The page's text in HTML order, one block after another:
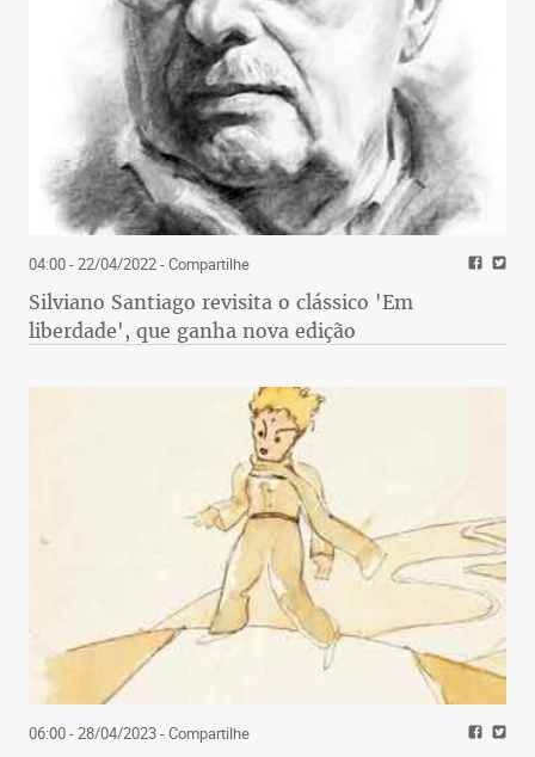
04:00 - 22/04/2022- Compartilhe
Silviano Santiago revisita o clássico 'Em
liberdade', que ganha nova edição
06:00 - 28/04/2023- Compartilhe